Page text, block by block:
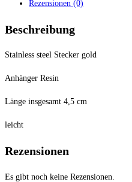
Rezensionen (0)
Beschreibung
Stainless steel Stecker gold
Anhänger Resin
Länge insgesamt 4,5 cm
leicht
Rezensionen
Es gibt noch keine Rezensionen.